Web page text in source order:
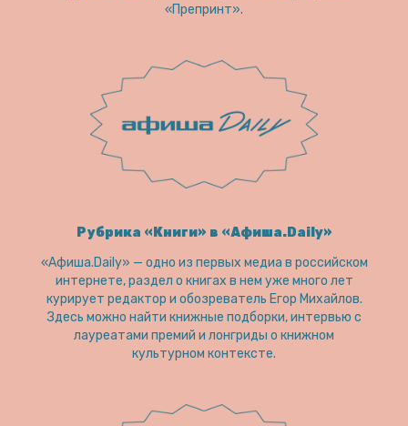
«Препринт».
Рубрика «Книги» в «Афиша.Daily»
«Афиша.Daily» — одно из первых медиа в российском
интернете, раздел о книгах в нем уже много лет
курирует редактор и обозреватель Егор Михайлов.
Здесь можно найти книжные подборки, интервью с
лауреатами премий и лонгриды о книжном
культурном контексте.